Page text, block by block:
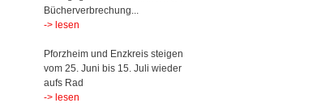
Bücherverbrechung...
-> lesen
Pforzheim und Enzkreis steigen
vom 25. Juni bis 15. Juli wieder
aufs Rad
-> lesen